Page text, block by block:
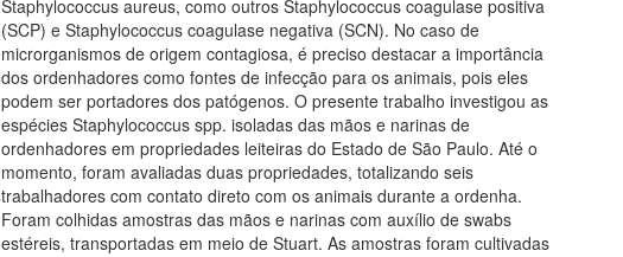
Staphylococcus aureus, como outros Staphylococcus coagulase positiva
(SCP) e Staphylococcus coagulase negativa (SCN). No caso de
microrganismos de origem contagiosa, é preciso destacar a importância
dos ordenhadores como fontes de infecção para os animais, pois eles
podem ser portadores dos patógenos. O presente trabalho investigou as
espécies Staphylococcus spp. isoladas das mãos e narinas de
ordenhadores em propriedades leiteiras do Estado de São Paulo. Até o
momento, foram avaliadas duas propriedades, totalizando seis
trabalhadores com contato direto com os animais durante a ordenha.
Foram colhidas amostras das mãos e narinas com auxílio de swabs
estéreis, transportadas em meio de Stuart. As amostras foram cultivadas